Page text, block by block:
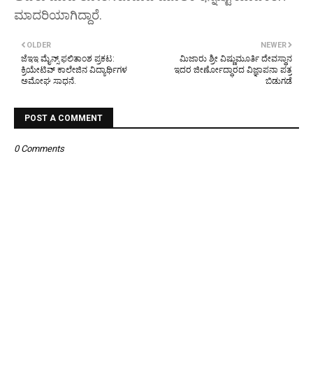
ಮಾದರಿಯಾಗಿದ್ದಾರೆ.
NEWER
ಮಿಜಾರು ಶ್ರೀ ವಿಷ್ಣುಮೂರ್ತಿ ದೇವಸ್ಥಾನ
ಇದರ ಜೀರ್ಣೋದ್ಧಾರದ ವಿಜ್ಞಾಪನಾ ಪತ್ರ
ಬಿಡುಗಡೆ
OLDER
ಜೆಇಇ ಮೈನ್ಸ್ ಫಲಿತಾಂಶ ಪ್ರಕಟ:
ಕ್ರಿಯೇಟಿವ್ ಕಾಲೇಜಿನ ವಿದ್ಯಾರ್ಥಿಗಳ
ಅಮೋಘ ಸಾಧನೆ.
POST A COMMENT
0 Comments